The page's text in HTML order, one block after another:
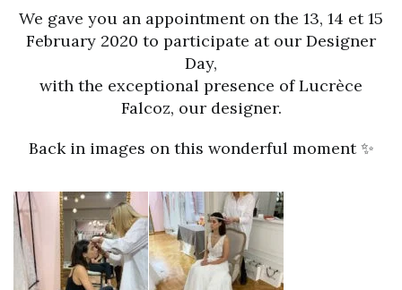
We gave you an appointment on the 13, 14 et 15
February 2020 to participate at our Designer
Day,
with the exceptional presence of Lucrèce
Falcoz, our designer.
Back in images on this wonderful moment ✨